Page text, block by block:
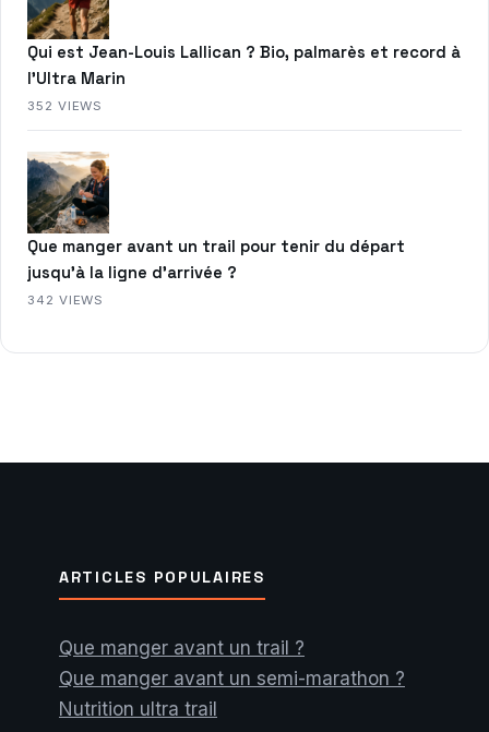
Qui est Jean-Louis Lallican ? Bio, palmarès et record à
l’Ultra Marin
352 VIEWS
Que manger avant un trail pour tenir du départ
jusqu’à la ligne d’arrivée ?
342 VIEWS
ARTICLES POPULAIRES
Que manger avant un trail ?
Que manger avant un semi-marathon ?
Nutrition ultra trail